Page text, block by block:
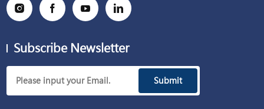
Subscribe Newsletter
Submit